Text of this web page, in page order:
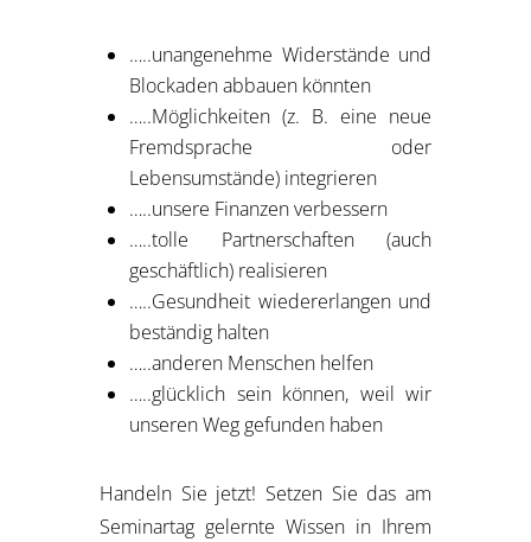
…..unangenehme Widerstände und
Blockaden abbauen könnten
…..Möglichkeiten (z. B. eine neue
Fremdsprache oder
Lebensumstände) integrieren
…..unsere Finanzen verbessern
…..tolle Partnerschaften (auch
geschäftlich) realisieren
…..Gesundheit wiedererlangen und
beständig halten
…..anderen Menschen helfen
…..glücklich sein können, weil wir
unseren Weg gefunden haben
Handeln Sie jetzt! Setzen Sie das am
Seminartag gelernte Wissen in Ihrem